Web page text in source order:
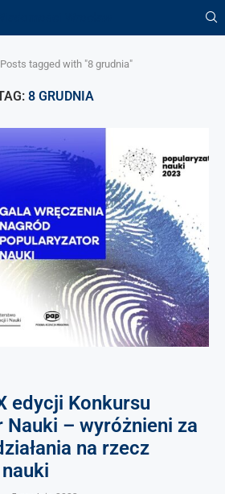
Posts tagged with "8 grudnia"
8 GRUDNIA
edycji Konkursu
Nauki – wyróżnieni za
na rzecz